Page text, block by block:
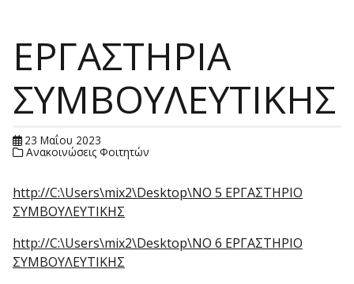
EΡΓΑΣΤΗΡΙΑ
ΣΥΜΒΟΥΛΕΥΤΙΚΗΣ
23 Μαΐου 2023
Ανακοινώσεις Φοιτητών
http://C:\Users\mix2\Desktop\ΝΟ 5 ΕΡΓΑΣΤΗΡΙΟ
ΣΥΜΒΟΥΛΕΥΤΙΚΗΣ
http://C:\Users\mix2\Desktop\ΝΟ 6 ΕΡΓΑΣΤΗΡΙΟ
ΣΥΜΒΟΥΛΕΥΤΙΚΗΣ